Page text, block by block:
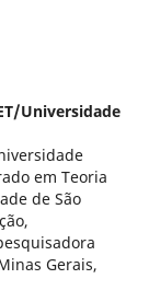
Universidade
em Teoria
de São
Gerais,